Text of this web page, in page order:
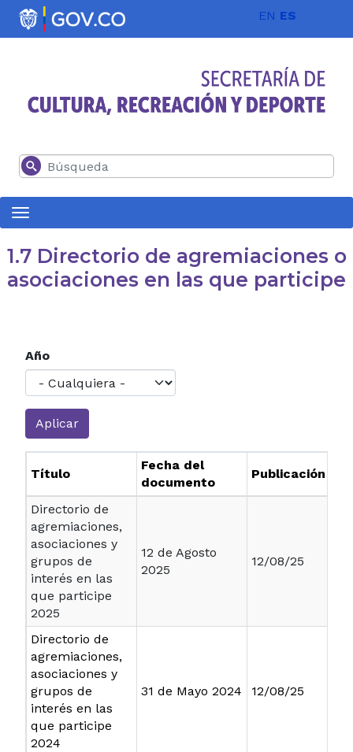
Pasar al contenido principal EN ES
Buscar
1.7 Directorio de agremiaciones o
asociaciones en las que participe
Año
Título
Fecha del
documento
Publicación
Directorio de
agremiaciones,
asociaciones y
grupos de
interés en las
que participe
2025
12 de Agosto
2025
12/08/25
Directorio de
agremiaciones,
asociaciones y
grupos de
interés en las
que participe
2024
31 de Mayo 2024 12/08/25